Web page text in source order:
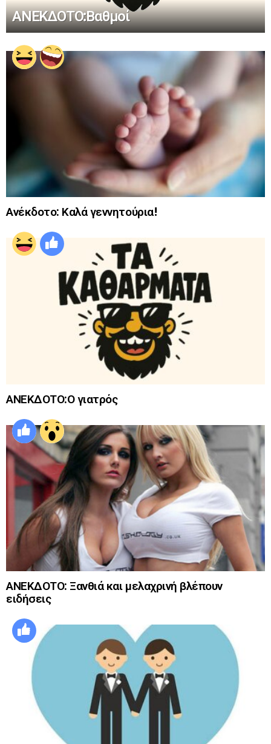
ΑΝΕΚΔΟΤΟ:Βαθμοί
Ανέκδοτο: Καλά γεννητούρια!
ΑΝΕΚΔΟΤΟ:Ο γιατρός
ΑΝΕΚΔΟΤΟ: Ξανθιά και μελαχρινή βλέπουν
ειδήσεις